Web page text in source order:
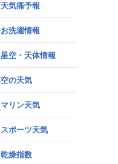
天気痛予報
お洗濯情報
星空・天体情報
空の天気
マリン天気
スポーツ天気
乾燥指数